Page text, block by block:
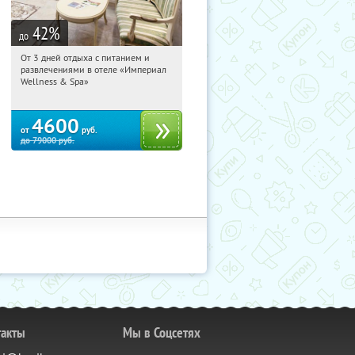
до 42%
17:24:49 Купили:
Калужская обл., г. Обнинск, Киевское
От 3 дней отдыха с питанием и
развлечениями в отеле «Империал
Wellness & Spa»
от 4600 руб.
до79000руб.
Мы в Соцсетях